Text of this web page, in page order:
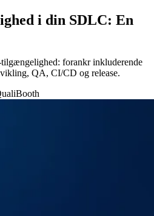
i din SDLC: En
forankr inkluderende
QA, CI/CD og release.